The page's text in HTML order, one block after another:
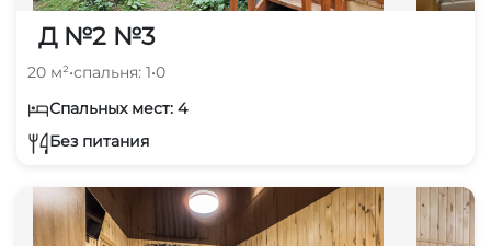
Д №2 №3
20 м²•спальня: 1•0
Спальных мест: 4
Без питания